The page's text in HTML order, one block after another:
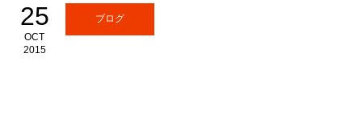
25
OCT
2015
ブログ